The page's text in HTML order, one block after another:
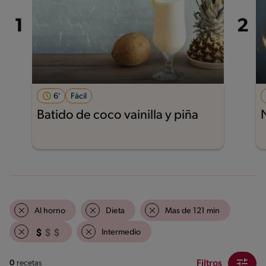
6' Fácil
Batido de coco vainilla y piña
Al horno Dieta Mas de 121 min
Intermedio
0 recetas Filtros